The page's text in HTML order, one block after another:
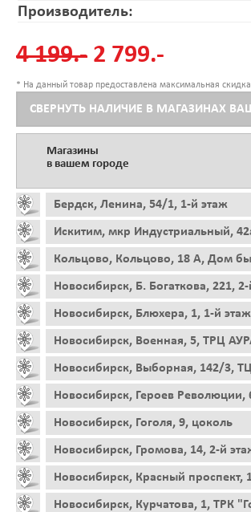
Производитель:
4 199.- 2 799.-
* На данный товар предоставлена максимальная
СВЕРНУТЬ НАЛИЧИЕ В МАГАЗИНАХ
Магазины
в вашем городе
Бердск, Ленина, 54/1, 1-й этаж
Искитим, мкр Индустриальный,
Кольцово, Кольцово, 18 А, Дом
Новосибирск, Б. Богаткова, 221,
Новосибирск, Блюхера, 1, 1-й этаж
Новосибирск, Военная, 5, ТРЦ
Новосибирск, Выборная, 142/3,
Новосибирск, Героев Революции,
Новосибирск, Гоголя, 9, цоколь
Новосибирск, Громова, 14, 2-й
Новосибирск, Красный проспект,
Новосибирск, Курчатова, 1, ТРК